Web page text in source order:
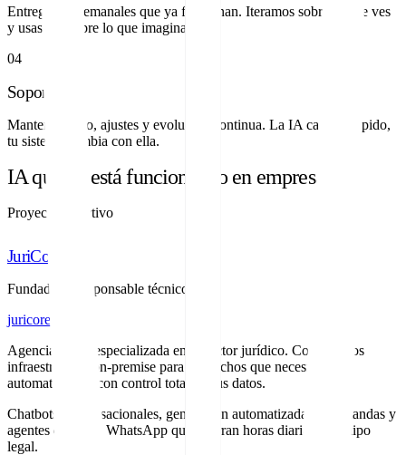
Entregables semanales que ya funcionan. Iteramos sobre lo que ves
y usas, no sobre lo que imaginas.
04
Soporte
Mantenimiento, ajustes y evolución continua. La IA cambia rápido,
tu sistema cambia con ella.
IA que ya está funcionando en empresas.
Proyecto en activo
JuriCore
Fundador y responsable técnico
juricore.es
Agencia de IA especializada en el sector jurídico. Construimos
infraestructura on-premise para despachos que necesitan
automatización con control total de sus datos.
Chatbots conversacionales, generación automatizada de demandas y
agentes de IA en WhatsApp que ahorran horas diarias al equipo
legal.